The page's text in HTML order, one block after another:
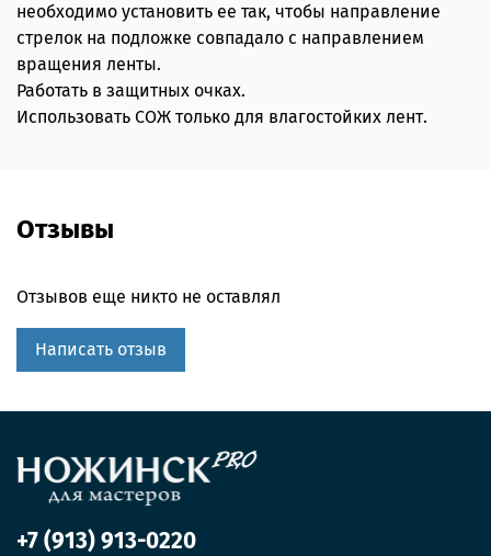
необходимо установить ее так, чтобы направление
стрелок на подложке совпадало с направлением
вращения ленты.
Работать в защитных очках.
Использовать СОЖ только для влагостойких лент.
Отзывы
Отзывов еще никто не оставлял
Написать отзыв
+7 (913) 913-0220